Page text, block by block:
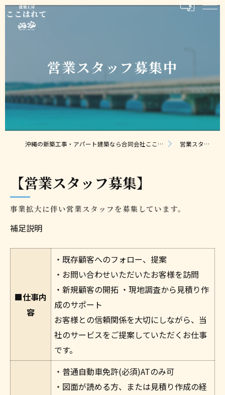
営業スタッフ募集中
沖縄の新築工事・アパート建築なら合同会社ここはれて｜無料相談・見積り対応 営業スタッフ募集中
事業拡大に伴い営業スタッフを募集しています。
【営業スタッフ募集】
補足説明
■仕事内
容
・既存顧客へのフォロー、提案
・お問い合わせいただいたお客様を訪問
・新規顧客の開拓 ・現地調査から見積り作
成のサポート
お客様との信頼関係を大切にしながら、当
社のサービスをご提案していただくお仕事
です。
・普通自動車免許(必須)ATのみ可
・図面が読める方、または見積り作成の経